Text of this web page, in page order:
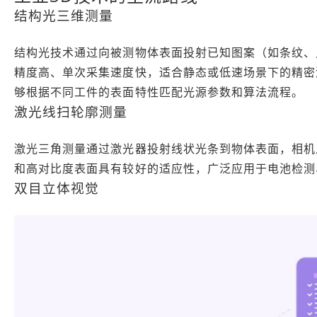
结构光三维测量
结构光技术通过向被测物体表面投射已知图案（如条纹
精度高、单次采集速度快，适合静态或低速场景下的精
够根据不同工件的表面特性匹配光源参数和算法流程。
激光线扫轮廓测量
激光三角测量通过激光器投射线状光条到物体表面，相
和高对比度表面具有较好的适应性，广泛应用于电池检
双目立体视觉